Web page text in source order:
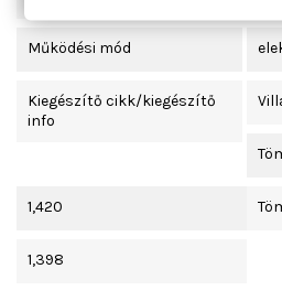
Működési mód
Kiegészítő cikk/kiegészítő
info
1,420
1,398